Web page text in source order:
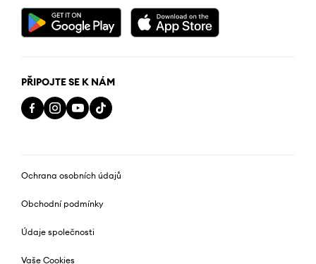
PŘIPOJTE SE K NÁM
Ochrana osobních údajů
Obchodní podmínky
Údaje společnosti
Vaše Cookies